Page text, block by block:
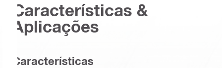
Características &
Aplicações
Características